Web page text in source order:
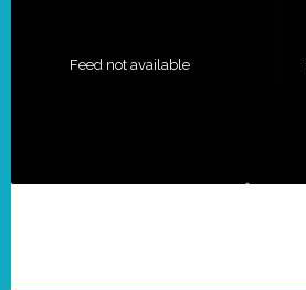
Feed not available